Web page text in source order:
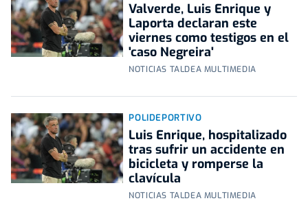
Valverde, Luis Enrique y
Laporta declaran este
viernes como testigos en el
'caso Negreira'
NOTICIAS TALDEA MULTIMEDIA
POLIDEPORTIVO
Luis Enrique, hospitalizado
tras sufrir un accidente en
bicicleta y romperse la
clavícula
NOTICIAS TALDEA MULTIMEDIA